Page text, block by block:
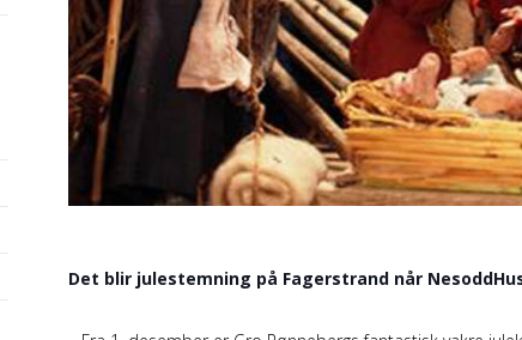
Det blir julestemning på Fagerstrand når